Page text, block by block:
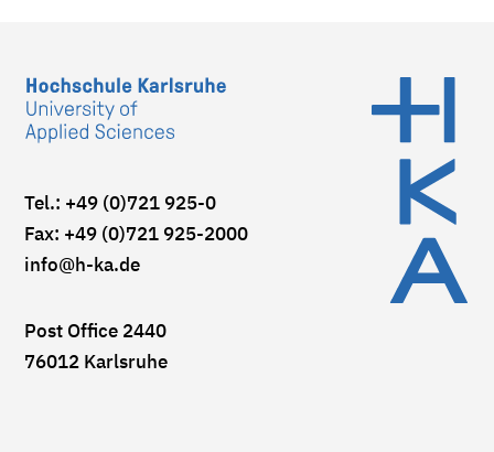
Tel.: +49 (0)721 925-0
Fax: +49 (0)721 925-2000
info@h-ka.de
Post Office 2440
76012 Karlsruhe